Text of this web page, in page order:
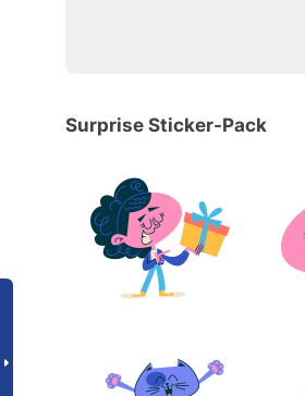
Surprise Sticker-Pack